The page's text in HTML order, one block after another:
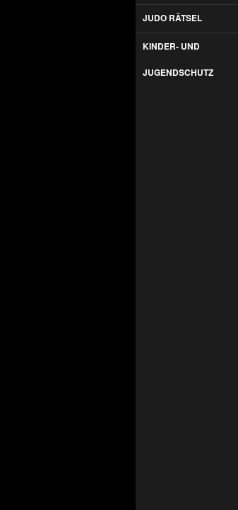
JUDO RÄTSEL
KINDER- UND
JUGENDSCHUTZ